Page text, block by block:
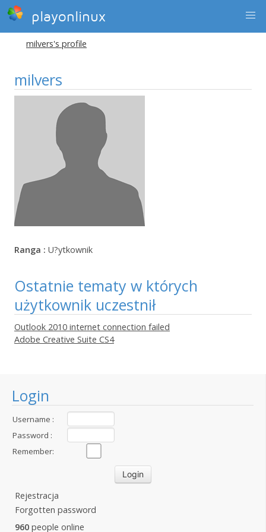
playonlinux
Login
Username :
Password :
Remember:
Rejestracja
Forgotten password
960 people online
milvers's profile
milvers
Ranga : U?ytkownik
Ostatnie tematy w których
użytkownik uczestnił
Outlook 2010 internet connection failed
Adobe Creative Suite CS4